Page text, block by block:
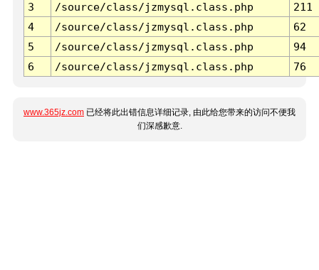
3 /source/class/jzmysql.class.php
211
4
/source/class/jzmysql.class.php
62
5
/source/class/jzmysql.class.php
94
6
/source/class/jzmysql.class.php 76
www.365jz.com 已经将此出错信息详细记录, 由此给您带来的访问不便我
们深感歉意.